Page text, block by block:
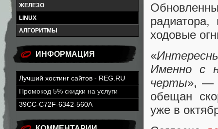
ЖЕЛЕЗО
LINUX
АЛГОРИТМЫ
ИНФОРМАЦИЯ
Лучший хостинг сайтов - REG.RU
Промокод 5% скидки на услуги
39CC-C72F-6342-560A
ходовые
«
Именно с
черты», —
обещан
уже в